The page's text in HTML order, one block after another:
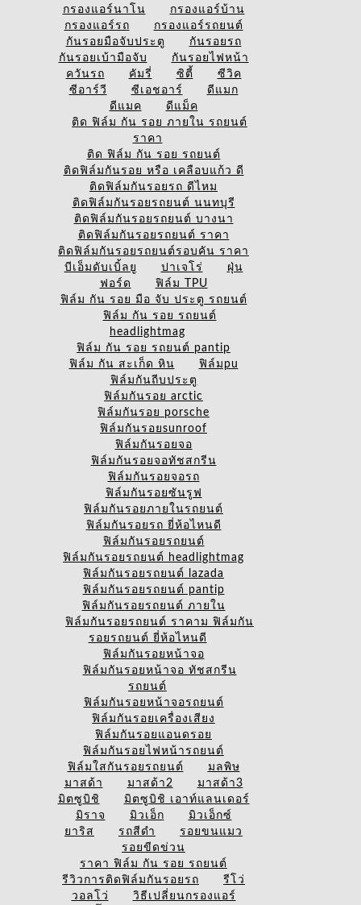
กรองแอร์นาโน
กรองแอร์บ้าน
กรองแอร์รถ
กรองแอร์รถยนต์
กันรอยมือจับประตู
กันรอยรถ
กันรอยเบ้ามือจับ
กันรอยไฟหน้า
ควันรถ
คัมรี่ ซิตี้
ซีวิค
ซีอาร์วี
ซีเอชอาร์
ดีแมก
ดีแมค
ดีแม็ค
ติด ฟิล์ม กัน รอย ภายใน รถยนต์
ราคา
ติด ฟิล์ม กัน รอย รถยนต์
ติดฟิล์มกันรอย หรือ เคลือบแก้ว ดี
ติดฟิล์มกันรอยรถ ดีไหม
ติดฟิล์มกันรอยรถยนต์ นนทบุรี
ติดฟิล์มกันรอยรถยนต์ บางนา
ติดฟิล์มกันรอยรถยนต์ ราคา
ติดฟิล์มกันรอยรถยนต์รอบคัน ราคา
บีเอ็มดับเบิ้ลยู
ปาเจโร่
ฝุ่น
ฟอร์ด
ฟิล์ม TPU
ฟิล์ม กัน รอย มือ จับ ประตู รถยนต์
ฟิล์ม กัน รอย รถยนต์
headlightmag
ฟิล์ม กัน รอย รถยนต์ pantip
ฟิล์ม กัน สะเก็ด หิน
ฟิล์มpu
ฟิล์มกันถีบประตู
ฟิล์มกันรอย arctic
ฟิล์มกันรอย porsche
ฟิล์มกันรอยsunroof
ฟิล์มกันรอยจอ
ฟิล์มกันรอยจอทัชสกรีน
ฟิล์มกันรอยจอรถ
ฟิล์มกันรอยซันรูฟ
ฟิล์มกันรอยภายในรถยนต์
ฟิล์มกันรอยรถ ยี่ห้อไหนดี
ฟิล์มกันรอยรถยนต์
ฟิล์มกันรอยรถยนต์ headlightmag
ฟิล์มกันรอยรถยนต์ lazada
ฟิล์มกันรอยรถยนต์ pantip
ฟิล์มกันรอยรถยนต์ ภายใน
ฟิล์มกันรอยรถยนต์ ราคาม ฟิล์มกัน
รอยรถยนต์ ยี่ห้อไหนดี
ฟิล์มกันรอยหน้าจอ
ฟิล์มกันรอยหน้าจอ ทัชสกรีน
รถยนต์
ฟิล์มกันรอยหน้าจอรถยนต์
ฟิล์มกันรอยเครื่องเสียง
ฟิล์มกันรอยแอนดรอย
ฟิล์มกันรอยไฟหน้ารถยนต์
ฟิล์มใสกันรอยรถยนต์
มลพิษ
มาสด้า
มาสด้า2
มาสด้า3
มิตซูบิชิ
มิตซูบิชิ เอาท์แลนเดอร์
มิราจ
มิวเอ็ก
มิวเอ็กซ์
ยาริส
รถสีดำ
รอยขนแมว
รอยขีดข่วน
ราคา ฟิล์ม กัน รอย รถยนต์
รีวิวการติดฟิล์มกันรอยรถ
รีโว่
วอลโว่
วิธีเปลี่ยนกรองแอร์